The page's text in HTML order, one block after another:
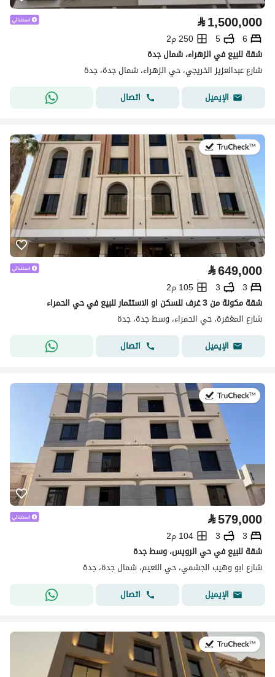
⃁1,500,000
6
5
250 م2
شقة للبيع في الزهراء، شمال جدة
شارع عبدالعزيز الخريجي، حي الزهراء، شمال جدة، جدة
الإيميل
اتصال
في:22 يوليو 2026
⃁649,000
3
3
105 م2
شقة مكونة من 3 غرف للسكن او الاستثمار للبيع في حي الحمراء
شارع المغفرة، حي الحمراء، وسط جدة، جدة
الإيميل
اتصال
في:8 يوليو 2026
⃁579,000
3
3
104 م2
شقة للبيع في حي الرويس، وسط جدة
شارع ابو وهيب الجشمي، حي النعيم، شمال جدة، جدة
الإيميل
اتصال
في:8 يوليو 2026